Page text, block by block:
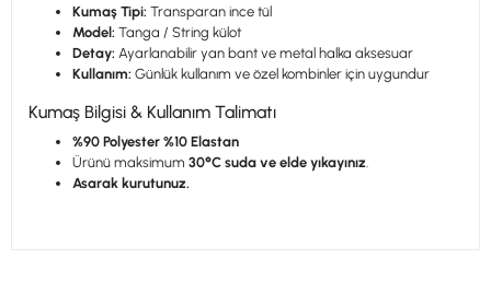
Kumaş Tipi: Transparan ince tül
Model: Tanga / String külot
Detay: Ayarlanabilir yan bant ve metal halka aksesuar
Kullanım: Günlük kullanım ve özel kombinler için uygundur
Kumaş Bilgisi & Kullanım Talimatı
%90 Polyester %10 Elastan
Ürünü maksimum 30°C suda ve elde yıkayınız.
Asarak kurutunuz.